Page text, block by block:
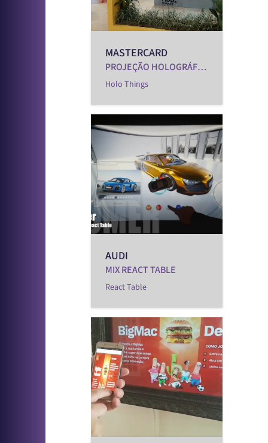
MASTERCARD
PROJEÇÃO HOLOGRÁFICA
Holo Things
AUDI
MIX REACT TABLE
React Table